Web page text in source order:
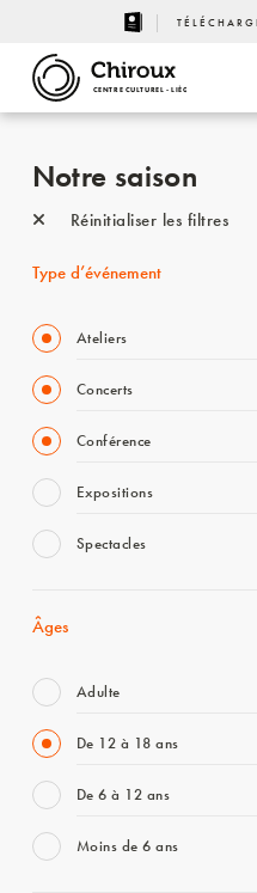
CENTRE CULTUREL - LIÈGE
Notre saison
Réinitialiser les filtres
Type d’événement
Ateliers
Concerts
Conférence
Expositions
Spectacles
Âges
Adulte
De 12 à 18 ans
De 6 à 12 ans
Moins de 6 ans